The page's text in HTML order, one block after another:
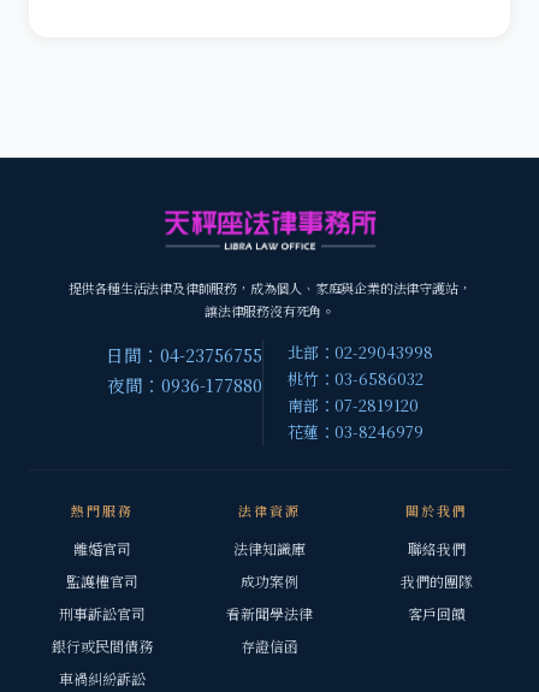
提供各種生活法律及律師服務，成為個人、家庭與企業的法律守護站，
讓法律服務沒有死角。
日間：04-23756755
夜間：0936-177880
北部：02-29043998
桃竹：03-6586032
南部：07-2819120
花蓮：03-8246979
熱門服務
離婚官司
監護權官司
刑事訴訟官司
銀行或民間債務
車禍糾紛訴訟
法律資源
法律知識庫
成功案例
看新聞學法律
存證信函
關於我們
聯絡我們
我們的團隊
客戶回饋